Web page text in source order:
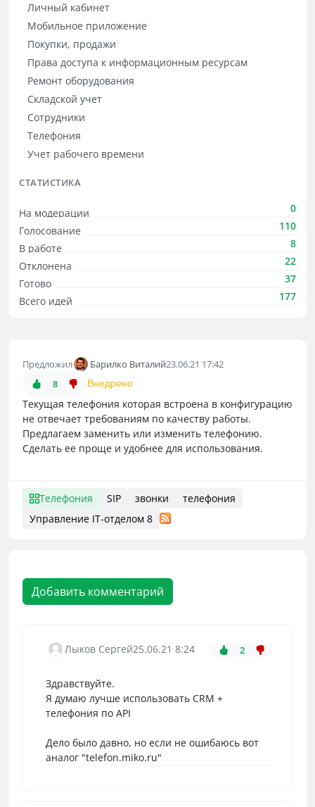
Личный кабинет
Мобильное приложение
Покупки, продажи
Права доступа к информационным ресурсам
Ремонт оборудования
Складской учет
Сотрудники
Телефония
Учет рабочего времени
СТАТИСТИКА
На модерации
0
Голосование
110
В работе
8
Отклонена
22
Готово
37
Всего идей
177
Предложил Барилко Виталий23.06.21 17:42
8
Внедрено
Текущая телефония которая встроена в конфигурацию
не отвечает требованиям по качеству работы.
Предлагаем заменить или изменить телефонию.
Сделать ее проще и удобнее для использования.
Телефония SIP звонки
телефония
Управление IT-отделом 8
Добавить комментарий
2
Лыков Сергей25.06.21 8:24
Здравствуйте.
Я думаю лучше использовать CRM +
телефония по API
Дело было давно, но если не ошибаюсь вот
аналог "telefon.miko.ru"